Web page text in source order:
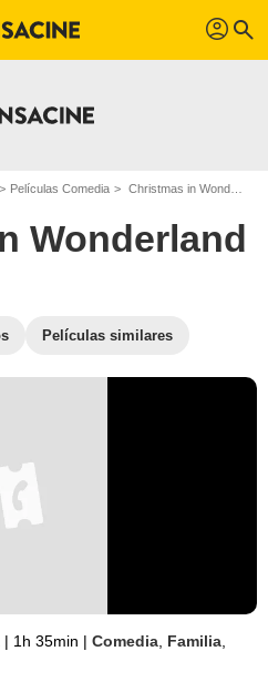
profil search
Películas Comedia Christmas in Wonderland
Wonderland
Películas similares
| 1h 35min | Comedia Familia